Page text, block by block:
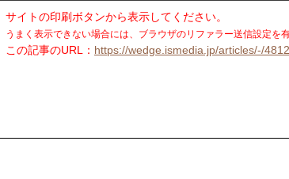
サイトの印刷ボタンから表示してください。
うまく表示できない場合には、ブラウザのリファラー送信設定を
この記事のURL： https://wedge.ismedia.jp/articles/-/4812